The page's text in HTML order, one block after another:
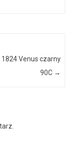
Venus czarny
90C →